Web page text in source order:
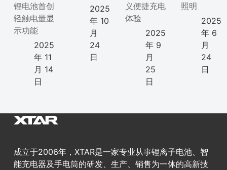
锂电池首创
轻触电量显
示功能
2025
年 11
月 14
日
2025
年 10
月
24
日
义便捷充电
体验
2025
年 9
月
25
日
照明
2025
年 6
月
24
日
成立于2006年，XTAR是一家专业从事锂离子电池、智
能充电器及手电筒的研发、生产、销售为一体的高新技